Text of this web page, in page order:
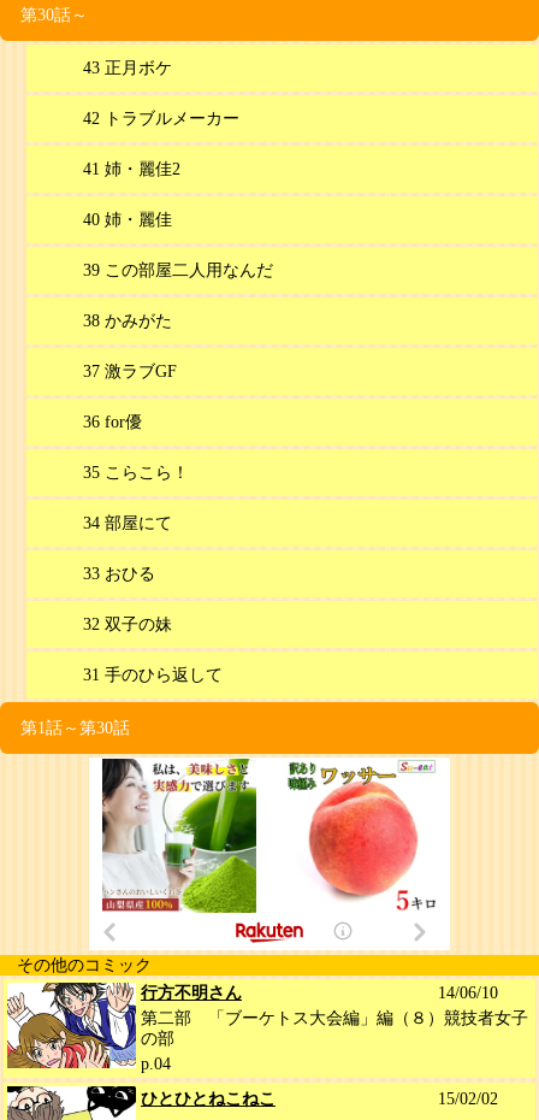
第30話～
43 正月ボケ
42 トラブルメーカー
41 姉・麗佳2
40 姉・麗佳
39 この部屋二人用なんだ
38 かみがた
37 激ラブGF
36 for優
35 こらこら！
34 部屋にて
33 おひる
32 双子の妹
31 手のひら返して
第1話～第30話
その他のコミック
行方不明さん
14/06/10
第二部 「ブーケトス大会編」編（８）競技者女子
の部
p.04
ひとひとねこねこ
15/02/02